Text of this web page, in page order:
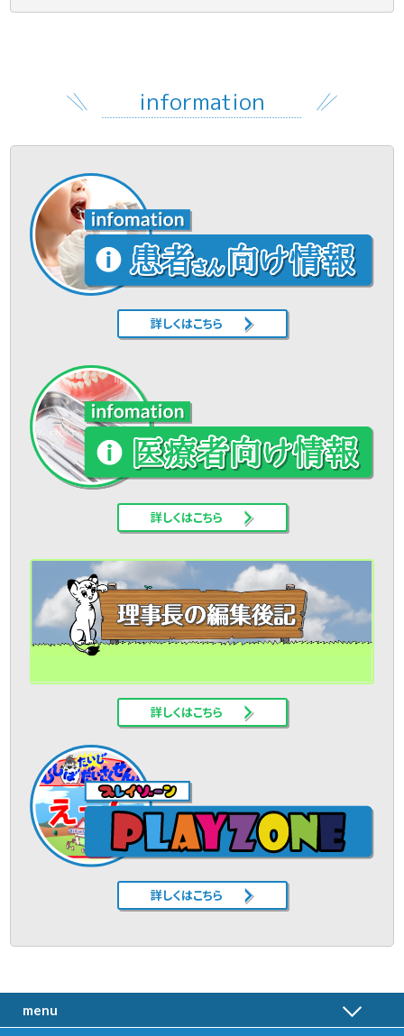
information
詳しくはこちら
詳しくはこちら
詳しくはこちら
詳しくはこちら
menu